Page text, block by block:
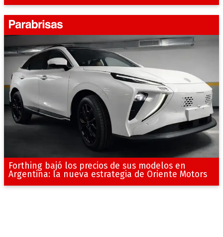
Forthing bajó los precios de sus modelos en
Argentina: la nueva estrategia de Oriente Motors